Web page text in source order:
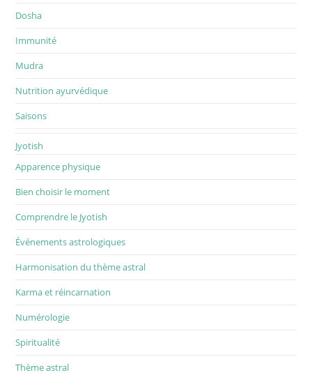
Dosha
Immunité
Mudra
Nutrition ayurvédique
Saisons
Jyotish
Apparence physique
Bien choisir le moment
Comprendre le Jyotish
Événements astrologiques
Harmonisation du thème astral
Karma et réincarnation
Numérologie
Spiritualité
Thème astral